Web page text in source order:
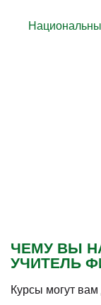
ЧЕМУ ВЫ
УЧИТЕЛЬ
Курсы могут вам